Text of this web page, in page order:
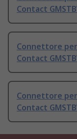
Contact
Connettore
Contact
Connettore
Contact